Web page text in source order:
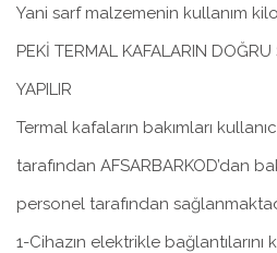
Yani sarf malzemenin kullanım
PEKİ TERMAL KAFALARIN DOĞRU
YAPILIR
Termal kafaların bakımları
tarafından AFSARBARKOD’dan
personel tarafından
1-Cihazın elektrikle bağlantılarını